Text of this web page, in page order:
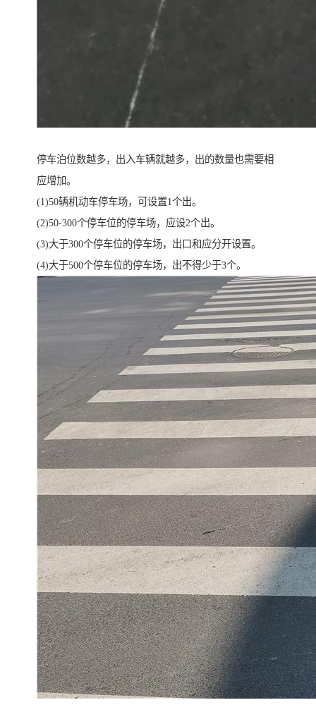
停车泊位数越多，出入车辆就越多，出的数量也需要相
应增加。
(1)50辆机动车停车场，可设置1个出。
(2)50-300个停车位的停车场，应设2个出。
(3)大于300个停车位的停车场，出口和应分开设置。
(4)大于500个停车位的停车场，出不得少于3个。